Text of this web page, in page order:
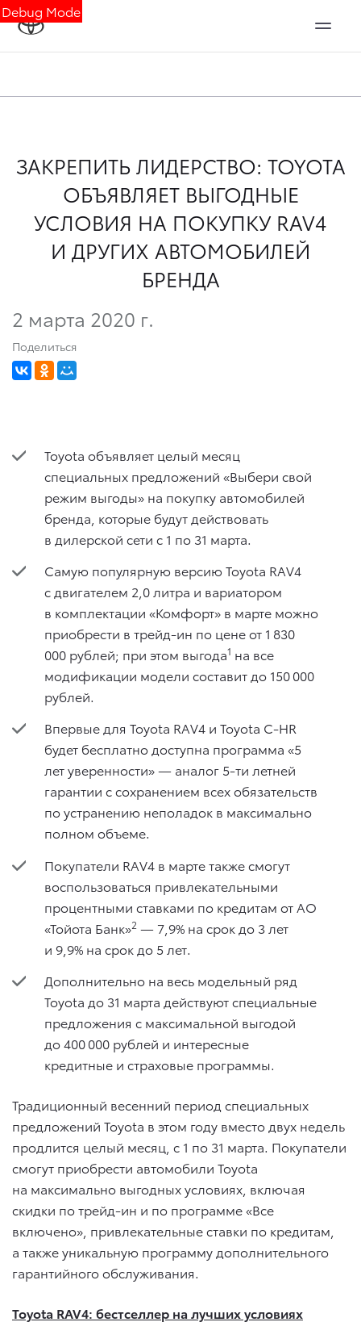
Debug Mode
ЗАКРЕПИТЬ ЛИДЕРСТВО: TOYOTA
ОБЪЯВЛЯЕТ ВЫГОДНЫЕ
УСЛОВИЯ НА ПОКУПКУ RAV4
И ДРУГИХ АВТОМОБИЛЕЙ
БРЕНДА
2 марта 2020 г.
Поделиться
Toyota объявляет целый месяц
специальных предложений «Выбери свой
режим выгоды» на покупку автомобилей
бренда, которые будут действовать
в дилерской сети с 1 по 31 марта.
Самую популярную версию Toyota RAV4
с двигателем 2,0 литра и вариатором
в комплектации «Комфорт» в марте можно
приобрести в трейд-ин по цене от 1 830
000 рублей; при этом выгода1 на все
модификации модели составит до 150 000
рублей.
Впервые для Toyota RAV4 и Toyota C-HR
будет бесплатно доступна программа «5
лет уверенности» — аналог 5-ти летней
гарантии с сохранением всех обязательств
по устранению неполадок в максимально
полном объеме.
Покупатели RAV4 в марте также смогут
воспользоваться привлекательными
процентными ставками по кредитам от АО
«Тойота Банк»2 — 7,9% на срок до 3 лет
и 9,9% на срок до 5 лет.
Дополнительно на весь модельный ряд
Toyota до 31 марта действуют специальные
предложения с максимальной выгодой
до 400 000 рублей и интересные
кредитные и страховые программы.
Традиционный весенний период специальных
предложений Toyota в этом году вместо двух недель
продлится целый месяц, с 1 по 31 марта. Покупатели
смогут приобрести автомобили Toyota
на максимально выгодных условиях, включая
скидки по трейд-ин и по программе «Все
включено», привлекательные ставки по кредитам,
а также уникальную программу дополнительного
гарантийного обслуживания.
Toyota RAV4: бестселлер на лучших условиях